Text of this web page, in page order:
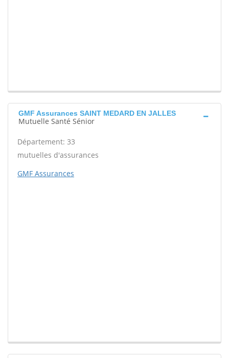
GMF Assurances SAINT MEDARD EN JALLES
Mutuelle Santé Sénior
Département: 33
mutuelles d'assurances
GMF Assurances